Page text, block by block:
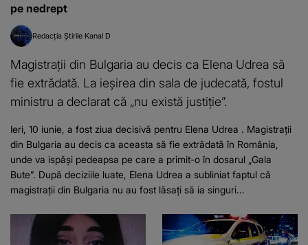
pe nedrept
Redacția Știrile Kanal D
Magistrații din Bulgaria au decis ca Elena Udrea să
fie extrădată. La ieșirea din sala de judecată, fostul
ministru a declarat că „nu există justiție”.
Ieri, 10 iunie, a fost ziua decisivă pentru Elena Udrea . Magistrații
din Bulgaria au decis ca aceasta să fie extrădată în România,
unde va ispăși pedeapsa pe care a primit-o în dosarul „Gala
Bute”. După deciziile luate, Elena Udrea a subliniat faptul că
magistrații din Bulgaria nu au fost lăsați să ia singuri...